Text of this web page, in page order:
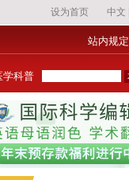
站内规定
学科普